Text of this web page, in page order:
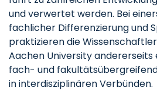
und verwertet werden. Bei
fachlicher Differenzierung und
praktizieren die
Aachen University
fach- und
in interdisziplinären Verbünden.